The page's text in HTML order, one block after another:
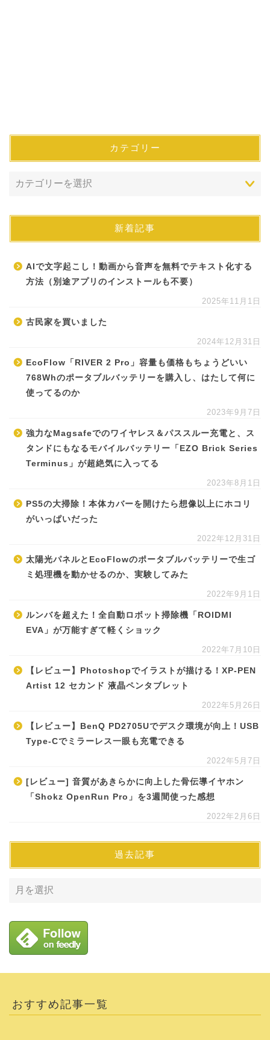
カテゴリー
新着記事
AIで文字起こし！動画から音声を無料でテキスト化する
方法（別途アプリのインストールも不要）
2025年11月1日
古民家を買いました
2024年12月31日
EcoFlow「RIVER 2 Pro」容量も価格もちょうどいい
768Whのポータブルバッテリーを購入し、はたして何に
使ってるのか
2023年9月7日
強力なMagsafeでのワイヤレス＆パススルー充電と、ス
タンドにもなるモバイルバッテリー「EZO Brick Series
Terminus」が超絶気に入ってる
2023年8月1日
PS5の大掃除！本体カバーを開けたら想像以上にホコリ
がいっぱいだった
2022年12月31日
太陽光パネルとEcoFlowのポータブルバッテリーで生ゴ
ミ処理機を動かせるのか、実験してみた
2022年9月1日
ルンバを超えた！全自動ロボット掃除機「ROIDMI
EVA」が万能すぎて軽くショック
2022年7月10日
【レビュー】Photoshopでイラストが描ける！XP-PEN
Artist 12 セカンド 液晶ペンタブレット
2022年5月26日
【レビュー】BenQ PD2705Uでデスク環境が向上！USB
Type-Cでミラーレス一眼も充電できる
2022年5月7日
[レビュー] 音質があきらかに向上した骨伝導イヤホン
「Shokz OpenRun Pro」を3週間使った感想
2022年2月6日
過去記事
おすすめ記事一覧